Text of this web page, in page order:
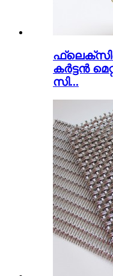
കർട്ടൻ
സി...